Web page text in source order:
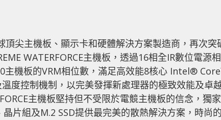
尖主機板、顯示卡和硬體解決方案製造商，再次突
WATERFORCE主機板，透過16相全IR數位電源相
主機板的VRM相位數，滿足高效能8核心 Intel®
度控制機制，以完美發揮新處理器的極致效能及卓
主機板堅持但不受限於電競主機板的信念，獨家
片組及M.2 SSD提供最完美的散熱解決方案，時尚的